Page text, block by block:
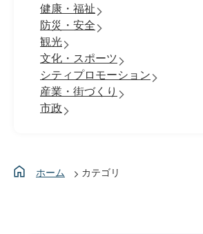
健康・福祉
防災・安全
観光
文化・スポーツ
シティプロモーション
産業・街づくり
市政
ホーム カテゴリ